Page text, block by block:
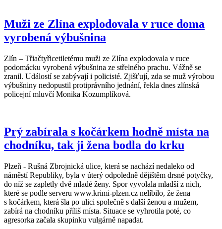
Muži ze Zlína explodovala v ruce doma
vyrobená výbušnina
Zlín – Třiačtyřicetiletému muži ze Zlína explodovala v ruce
podomácku vyrobená výbušnina ze střelného prachu. Vážně se
zranil. Událostí se zabývají i policisté. Zjišťují, zda se muž výrobou
výbušniny nedopustil protiprávního jednání, řekla dnes zlínská
policejní mluvčí Monika Kozumplíková.
Prý zabírala s kočárkem hodně místa na
chodníku, tak ji žena bodla do krku
Plzeň - Rušná Zbrojnická ulice, která se nachází nedaleko od
náměstí Republiky, byla v úterý odpoledně dějištěm drsné potyčky,
do níž se zapletly dvě mladé ženy. Spor vyvolala mladší z nich,
které se podle serveru www.krimi-plzen.cz nelíbilo, že žena
s kočárkem, která šla po ulici společně s další ženou a mužem,
zabírá na chodníku příliš místa. Situace se vyhrotila poté, co
agresorka začala skupinku vulgárně napadat.